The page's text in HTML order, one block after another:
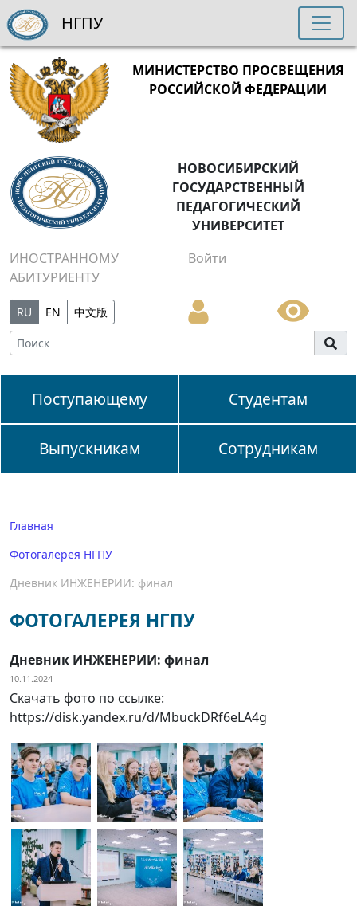
МИНИСТЕРСТВО ПРОСВЕЩЕНИЯ
РОССИЙСКОЙ ФЕДЕРАЦИИ
НОВОСИБИРСКИЙ
ГОСУДАРСТВЕННЫЙ
ПЕДАГОГИЧЕСКИЙ
УНИВЕРСИТЕТ
ИНОСТРАННОМУ
АБИТУРИЕНТУ
Войти
RU EN 中文版
Поступающему Студентам
Выпускникам Сотрудникам
НГПУ
Главная
Фотогалерея НГПУ
Дневник ИНЖЕНЕРИИ: финал
ФОТОГАЛЕРЕЯ НГПУ
Дневник ИНЖЕНЕРИИ: финал
10.11.2024
Скачать фото по ссылке:
https://disk.yandex.ru/d/MbuckDRf6eLA4g